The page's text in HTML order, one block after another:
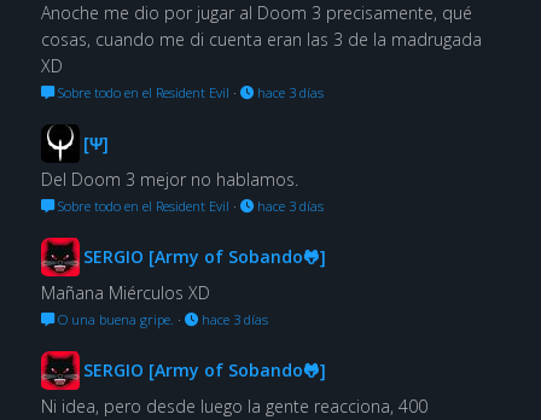
Anoche me dio por jugar al Doom 3 precisamente, qué
cosas, cuando me di cuenta eran las 3 de la madrugada
XD
Sobre todo en el Resident Evil · hace 3 días
[Ψ]
Del Doom 3 mejor no hablamos.
Sobre todo en el Resident Evil · hace 3 días
SERGIO [Army of Sobando🐸]
Mañana Miérculos XD
O una buena gripe. · hace 3 días
SERGIO [Army of Sobando🐸]
Ni idea, pero desde luego la gente reacciona, 400